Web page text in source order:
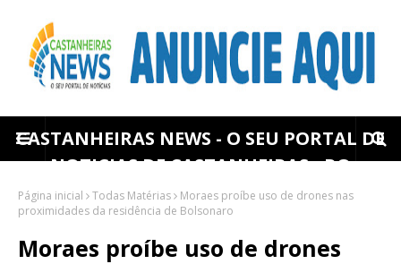
CASTANHEIRAS NEWS - O SEU PORTAL DE
NOTICIAS DE CASTANHEIRAS - RO
Página inicial Todas Matérias
Moraes proíbe uso de drones nas
proximidades da residência de Bolsonaro
Moraes proíbe uso de drones